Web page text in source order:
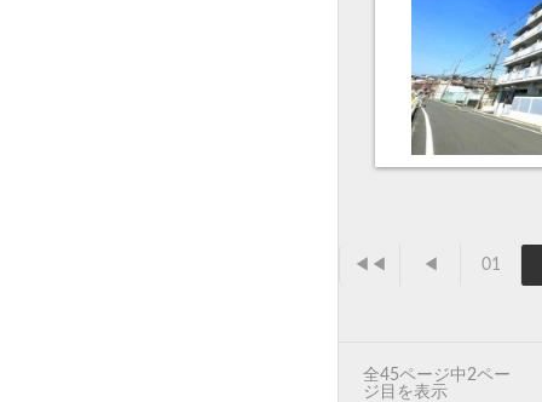
◀◀ ◀ 01
全45ページ中2ペー
ジ目を表示